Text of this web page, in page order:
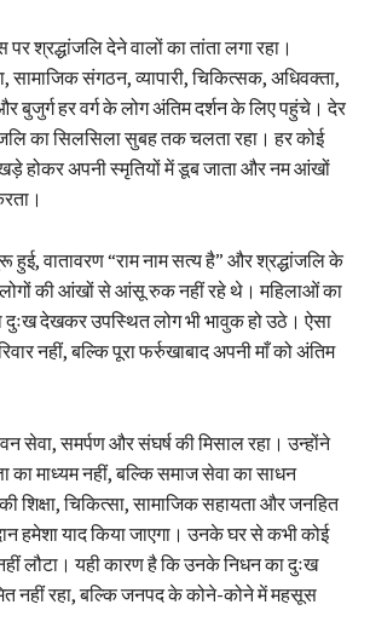
श्रद्धांजलि देने वालों का तांता लगा रहा।
सामाजिक संगठन, व्यापारी, चिकित्सक, अधिवक्ता,
बुजुर्ग हर वर्ग के लोग अंतिम दर्शन के लिए पहुंचे। देर
का सिलसिला सुबह तक चलता रहा। हर कोई
खड़े होकर अपनी स्मृतियों में डूब जाता और नम आंखों
हुई, वातावरण “राम नाम सत्य है” और श्रद्धांजलि के
की आंखों से आंसू रुक नहीं रहे थे। महिलाओं का
दुःख देखकर उपस्थित लोग भी भावुक हो उठे। ऐसा
नहीं, बल्कि पूरा फर्रुखाबाद अपनी माँ को अंतिम
सेवा, समर्पण और संघर्ष की मिसाल रहा। उन्होंने
का माध्यम नहीं, बल्कि समाज सेवा का साधन
शिक्षा, चिकित्सा, सामाजिक सहायता और जनहित
हमेशा याद किया जाएगा। उनके घर से कभी कोई
लौटा। यही कारण है कि उनके निधन का दुःख
नहीं रहा, बल्कि जनपद के कोने-कोने में महसूस